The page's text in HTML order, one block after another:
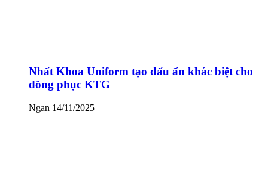
Nhất Khoa Uniform tạo dấu ấn khác biệt cho
đồng phục KTG
Ngan 14/11/2025